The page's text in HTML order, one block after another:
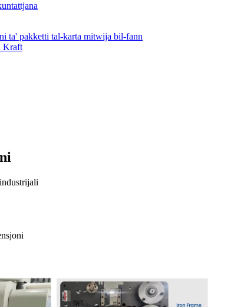
ta' pakketti tal-karta mitwija bil-fann
Kraft